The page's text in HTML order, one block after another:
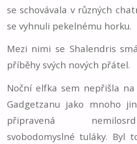
se schovávala v různých
se vyhnuli pekelnému horku.
Mezi nimi se Shalendris
příběhy svých nových přátel.
Noční elfka sem nepřišla
Gadgetzanu jako mnoho
připravená
svobodomyslné tuláky. Byl